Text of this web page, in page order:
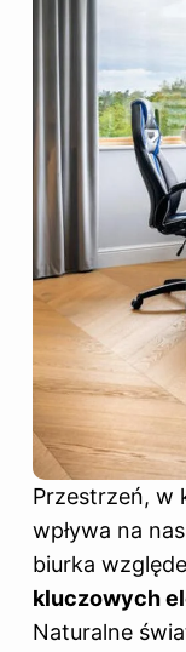
Przestrzeń, w
wpływa na
biurka
kluczowych
Naturalne